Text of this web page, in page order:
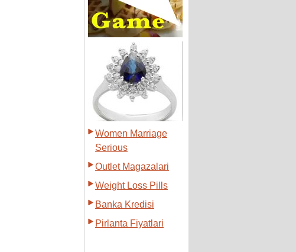
Women Marriage
Serious
Outlet Magazalari
Weight Loss Pills
Banka Kredisi
Pirlanta Fiyatlari